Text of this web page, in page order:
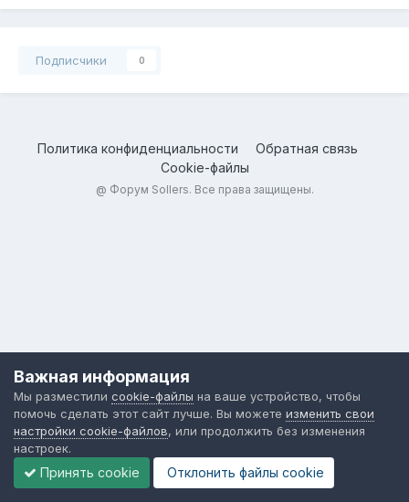
Подписчики 0
Политика конфиденциальности
Обратная связь
Cookie-файлы
@ Форум Sollers. Все права защищены.
Важная информация
Мы разместили cookie-файлы на ваше устройство, чтобы
помочь сделать этот сайт лучше. Вы можете изменить свои
настройки cookie-файлов, или продолжить без изменения
настроек.
Принять cookie Отклонить файлы сookie